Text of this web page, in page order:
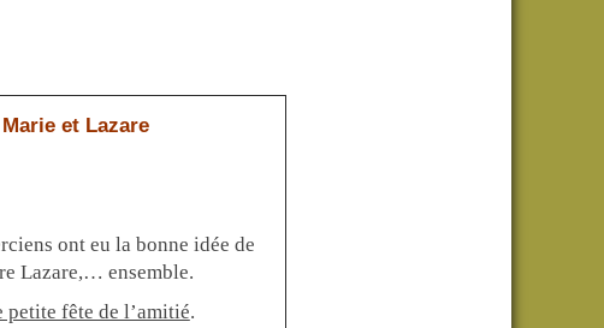
et Lazare
ont eu la bonne idée de
Lazare,… ensemble.
petite fête de l’amitié.